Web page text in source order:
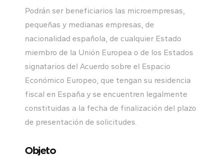
Podrán ser beneficiarios las microempresas,
pequeñas y medianas empresas, de
nacionalidad española, de cualquier Estado
miembro de la Unión Europea o de los Estados
signatarios del Acuerdo sobre el Espacio
Económico Europeo, que tengan su residencia
fiscal en España y se encuentren legalmente
constituidas a la fecha de finalización del plazo
de presentación de solicitudes.
Objeto